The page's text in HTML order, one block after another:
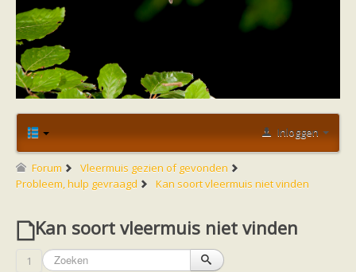
Hulp
Vleermuis gevonden
Vanginstructie
Hulp per email
Hulp per provincie
Drenthe
Friesland
Limburg
Noord-Brabant
Noord-Holland
Utrecht
Zeeland
Zuid-Holland
Vleermuizen en ziektes
Home Forum
Vleermuis gezien of gevonden
Probleem, hulp gevraagd
Kan soort vleermuis niet vinden
Inloggen
Forum
Vleermuis gezien of gevonden
Probleem, hulp gevraagd
Kan soort vleermuis niet vinden
Kan soort vleermuis niet vinden
1